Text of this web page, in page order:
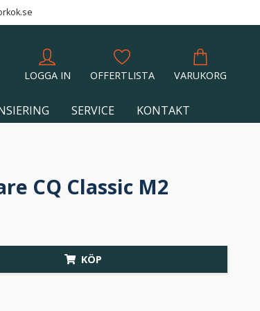
LOGGA IN OFFERTLISTA VARUKORG
SERVICE KONTAKT
CQ Classic M2
KÖP